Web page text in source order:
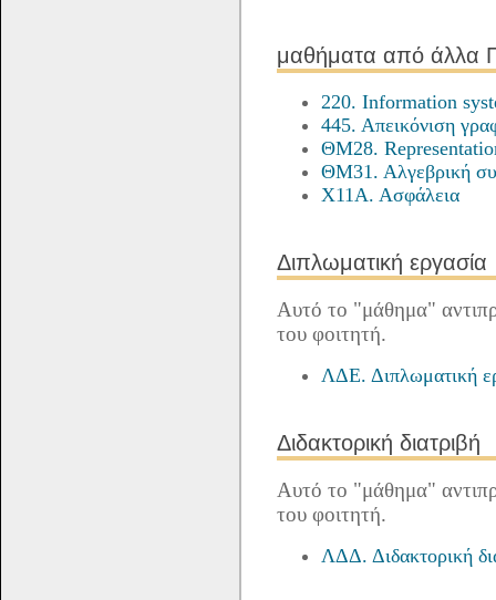
μαθήματα από άλλα
220. Information
445. Απεικόνιση
ΘΜ28.
ΘΜ31. Αλγεβρική
Χ11Α. Ασφάλεια
Διπλωματική εργασία
Αυτό το "μάθημα"
του φοιτητή.
ΛΔΕ. Διπλωματική
Διδακτορική διατριβή
Αυτό το "μάθημα"
του φοιτητή.
ΛΔΔ. Διδακτορική